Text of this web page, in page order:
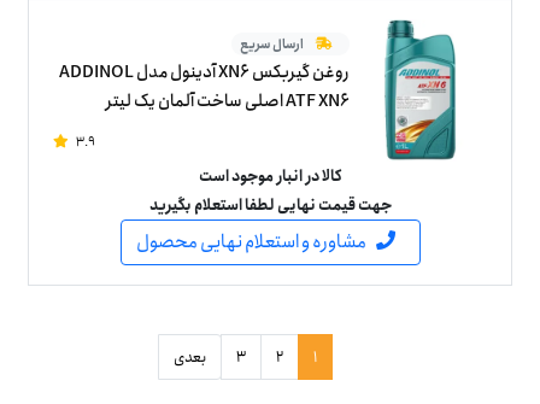
ارسال سریع
روغن گیربکس XN6 آدینول مدل ADDINOL
ATF XN6 اصلی ساخت آلمان یک لیتر
3.9
کالا در انبار موجود است
جهت قیمت نهایی لطفا استعلام بگیرید
مشاوره و استعلام نهایی محصول
1
2
3 بعدی